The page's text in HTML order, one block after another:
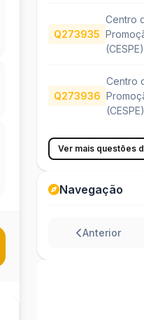
Q273935
Centro
Q273936
Centro
Ver mais questões
Navegação
Anterior